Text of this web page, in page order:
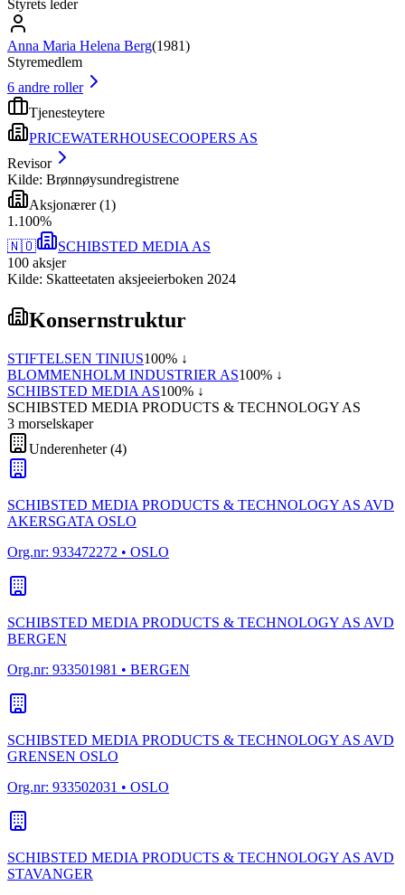
Styrets leder
Anna Maria Helena Berg(1981)
Styremedlem
6 andre roller
Tjenesteytere
PRICEWATERHOUSECOOPERS AS
Revisor
Kilde: Brønnøysundregistrene
Aksjonærer(1)
1 .100%
🇳🇴
SCHIBSTED MEDIA AS
100 aksjer
Kilde: Skatteetaten aksjeeierboken 2024
Konsernstruktur
STIFTELSEN TINIUS100% ↓
BLOMMENHOLM INDUSTRIER AS100% ↓
SCHIBSTED MEDIA AS100% ↓
SCHIBSTED MEDIA PRODUCTS & TECHNOLOGY AS
3 morselskaper
Underenheter(4)
SCHIBSTED MEDIA PRODUCTS & TECHNOLOGY AS AVD
AKERSGATA OSLO
Org.nr: 933472272 • OSLO
SCHIBSTED MEDIA PRODUCTS & TECHNOLOGY AS AVD
BERGEN
Org.nr: 933501981 • BERGEN
SCHIBSTED MEDIA PRODUCTS & TECHNOLOGY AS AVD
GRENSEN OSLO
Org.nr: 933502031 • OSLO
SCHIBSTED MEDIA PRODUCTS & TECHNOLOGY AS AVD
STAVANGER